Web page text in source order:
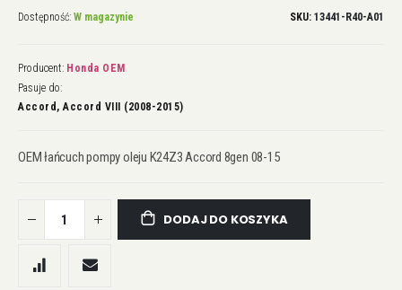
Dostępność: W magazynie SKU 13441-R40-A01
Producent: Honda OEM
Pasuje do:
Accord, Accord VIII (2008-2015)
OEM łańcuch pompy oleju K24Z3 Accord 8gen 08-15
DODAJ DO KOSZYKA